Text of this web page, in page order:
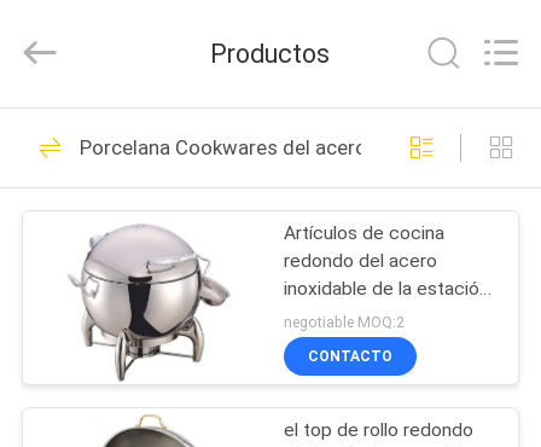
HOGAR
PRODUCTOS
VÍDEOS
SOBRE
NOSOTROS
Catering
equipments
Rights
Equipos
comerciales de la
cocina
143
79
Productos
Porcelana Cookwares del acero inoxidable
Artículos de cocina
redondo del acero
inoxidable de la estación
de la sopa con el cubo
11.0L
negotiable MOQ:2
CONTACTO
el top de rollo redondo